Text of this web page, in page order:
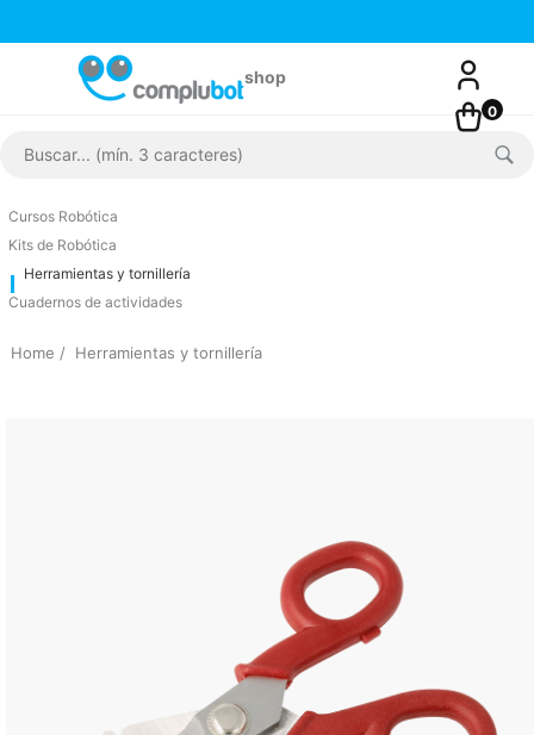
0
Cursos Robótica
Kits de Robótica
Herramientas y tornillería
Cuadernos de actividades
Home Herramientas y tornillería